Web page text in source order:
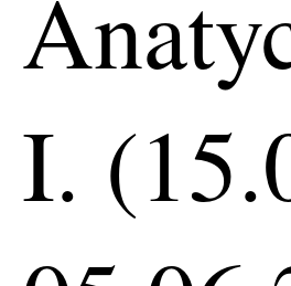
I.